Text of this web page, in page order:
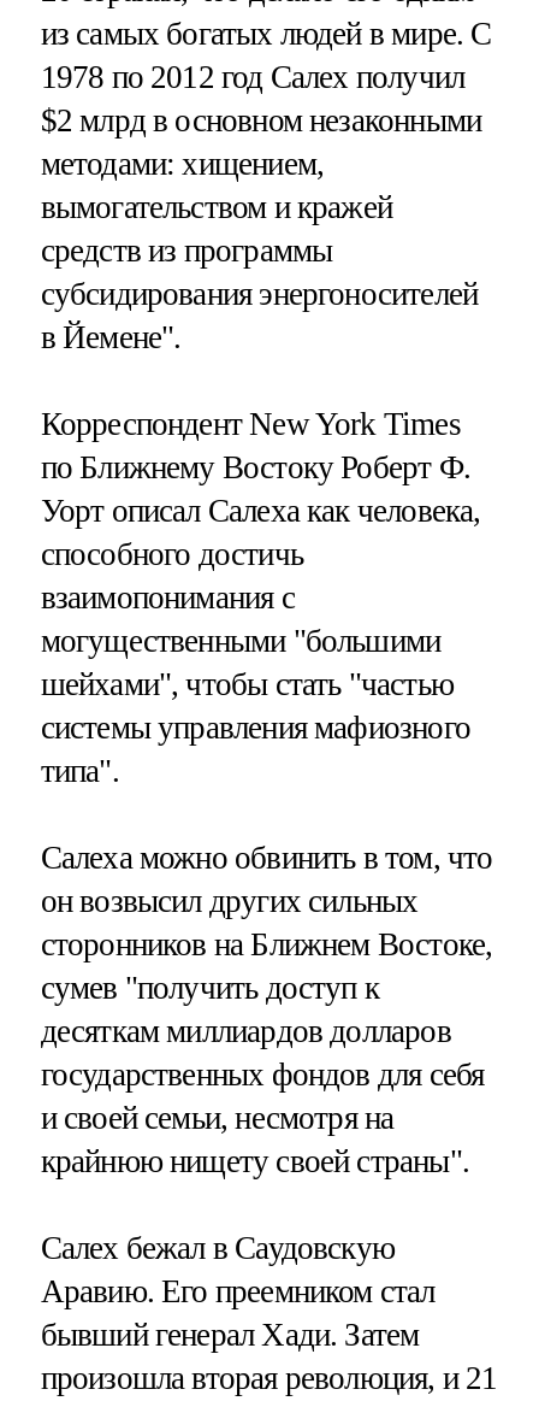
из самых богатых людей в мире. С
1978 по 2012 год Салех получил
$2 млрд в основном незаконными
методами: хищением,
вымогательством и кражей
средств из программы
субсидирования энергоносителей
в Йемене".
Корреспондент New York Times
по Ближнему Востоку Роберт Ф.
Уорт описал Салеха как человека,
способного достичь
взаимопонимания с
могущественными "большими
шейхами", чтобы стать "частью
системы управления мафиозного
типа".
Салеха можно обвинить в том, что
он возвысил других сильных
сторонников на Ближнем Востоке,
сумев "получить доступ к
десяткам миллиардов долларов
государственных фондов для себя
и своей семьи, несмотря на
крайнюю нищету своей страны".
Салех бежал в Саудовскую
Аравию. Его преемником стал
бывший генерал Хади. Затем
произошла вторая революция, и 21